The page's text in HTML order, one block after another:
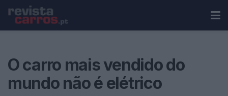
O carro mais vendido do
mundo não é elétrico